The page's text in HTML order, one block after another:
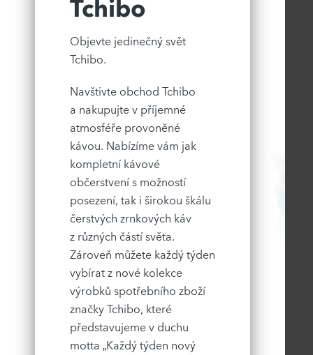
Tchibo
Objevte jedinečný svět
Tchibo.
Navštivte obchod Tchibo
a nakupujte v příjemné
atmosféře provoněné
kávou. Nabízíme vám jak
kompletní kávové
občerstvení s možností
posezení, tak i širokou škálu
čerstvých zrnkových káv
z různých částí světa.
Zároveň můžete každý týden
vybírat z nové kolekce
výrobků spotřebního zboží
značky Tchibo, které
představujeme v duchu
motta „Každý týden nový